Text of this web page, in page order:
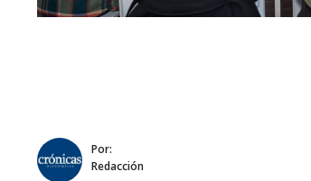
Por:
Redacción